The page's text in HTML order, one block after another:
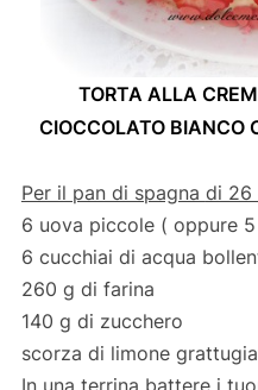
TORTA ALLA
CIOCCOLATO BIANCO
Per il pan di spagna di 26
6 uova piccole ( oppure
6 cucchiai di acqua
260 g di farina
140 g di zucchero
scorza di limone
In una terrina battere i